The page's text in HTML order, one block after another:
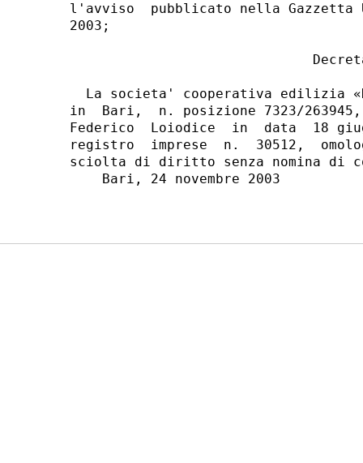
l'avviso  pubblicato nella Gazzetta
2003;
La societa' cooperativa edilizia
in  Bari,  n. posizione 7323/
Federico  Loiodice  in  data  18
registro  imprese  n.  30512,
sciolta di diritto senza nomina di
    Bari, 24 novembre 2003